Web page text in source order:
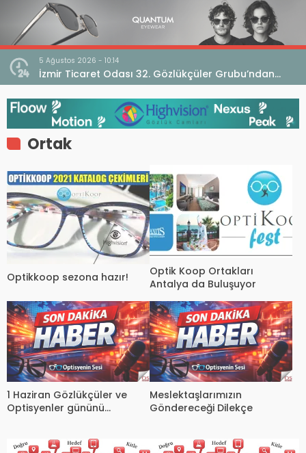
5 Ağustos 2026 - 10:14
İzmir Ticaret Odası 32. Gözlükçüler Grubu’ndan
TEBD II DigitaliSME Dijital Dönüşüm Projesi açıklaması
Ortak
Optikkoop sezona hazır!
Optik Koop Ortakları
Antalya da Buluşuyor
1 Haziran Gözlükçüler ve
Optisyenler gününü
Meslektaşlarımızın
Göndereceği Dilekçe